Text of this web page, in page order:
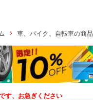
車、バイク、自転車の商品
す、お急ぎください